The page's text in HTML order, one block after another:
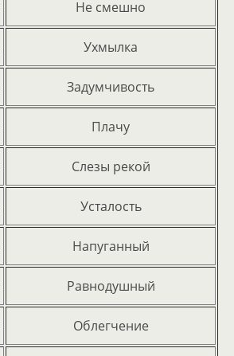
Не смешно
Ухмылка
Задумчивость
Плачу
Слезы рекой
Усталость
Напуганный
Равнодушный
Облегчение